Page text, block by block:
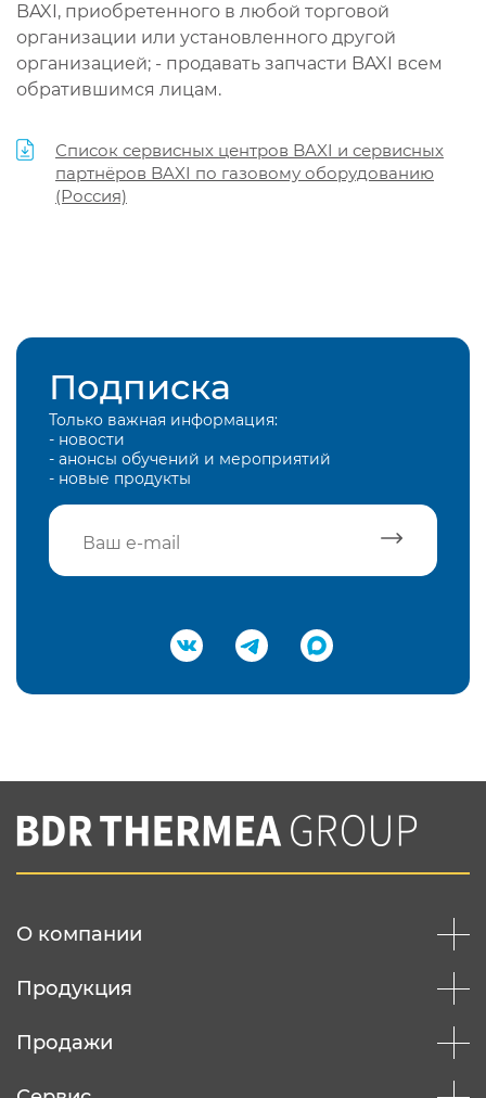
BAXI, приобретенного в любой торговой
организации или установленного другой
организацией; - продавать запчасти BAXI всем
обратившимся лицам.
Список сервисных центров BAXI и сервисных
партнёров BAXI по газовому оборудованию
(Россия)
Подписка
Только важная информация:
- новости
- анонсы обучений и мероприятий
- новые продукты
Подтвердить e-mail
Вы соглашаетесь с нашей политикой
конфеденциальности
О компании
Продукция
Продажи